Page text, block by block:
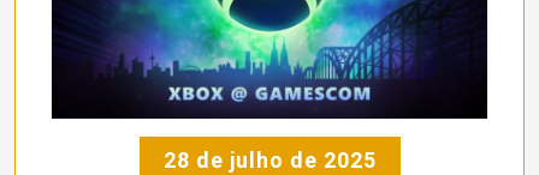
28 de julho de 2025